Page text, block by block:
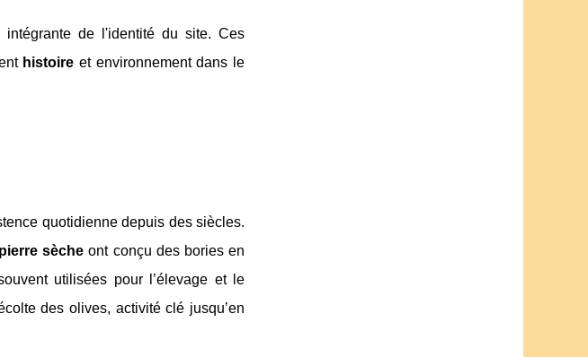
intégrante de l'identité du site. Ces
histoire et environnement dans le
quotidienne depuis des siècles.
sèche ont conçu des bories en
utilisées pour l’élevage et le
des olives, activité clé jusqu’en